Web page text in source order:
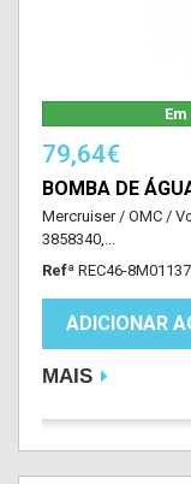
79,64€
BOMBA DE
Mercruiser / OMC /
3858340,...
Refª REC46-
ADICIONAR
MAIS